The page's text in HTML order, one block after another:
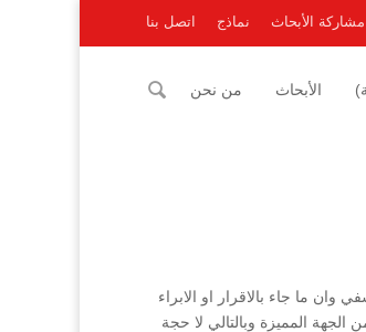
مشاركة الأبحاث نماذج اتصل بنا
الأبحاث من نحن
ما جاء بالاقرار او الابراء
الجهة المميزة وبالتالي لا حجة